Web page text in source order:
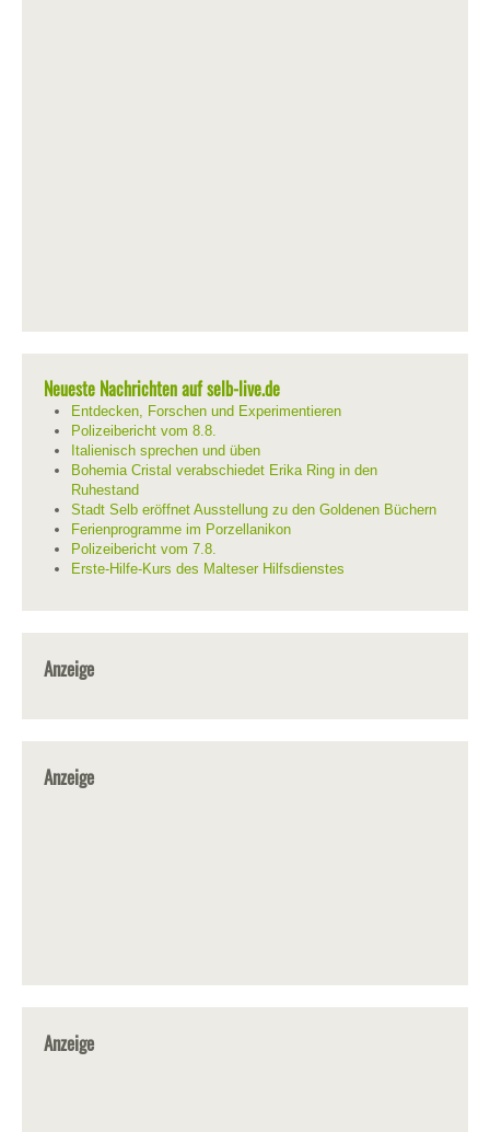
Neueste Nachrichten auf selb-live.de
Entdecken, Forschen und Experimentieren
Polizeibericht vom 8.8.
Italienisch sprechen und üben
Bohemia Cristal verabschiedet Erika Ring in den
Ruhestand
Stadt Selb eröffnet Ausstellung zu den Goldenen Büchern
Ferienprogramme im Porzellanikon
Polizeibericht vom 7.8.
Erste-Hilfe-Kurs des Malteser Hilfsdienstes
Anzeige
Anzeige
Anzeige